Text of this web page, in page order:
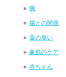
腕
腸との関係
薬の臭い
象肌のケア
赤ちゃん